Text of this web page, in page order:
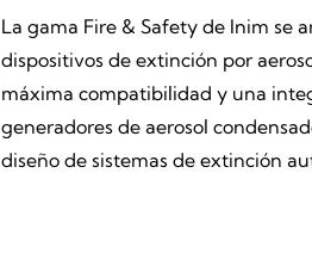
La gama Fire & Safety de Inim se
dispositivos de extinción por
máxima compatibilidad y una
generadores de aerosol
diseño de sistemas de extinción